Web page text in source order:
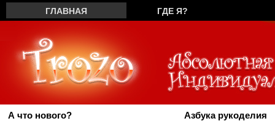
ГЛАВНАЯ
ГДЕ Я?
РЕКЛАМА
А что нового? Азбука рукоделия